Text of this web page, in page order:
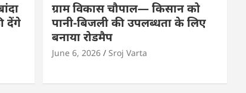
देंगे
ग्राम विकास चौपाल— किसान को
पानी-बिजली की उपलब्धता के लिए
बनाया रोडमैप
June 6, 2026 Sroj Varta